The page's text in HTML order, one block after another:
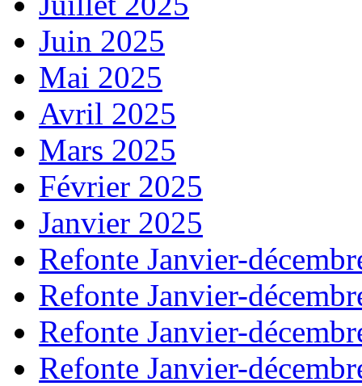
Juin 2025
Mai 2025
Avril 2025
Mars 2025
Février 2025
Janvier 2025
Refonte Janvier-
Refonte Janvier-
Refonte Janvier-
Refonte Janvier-